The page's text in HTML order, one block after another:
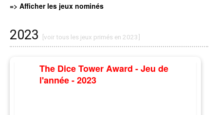
=> Afficher les jeux nominés
2023 [voir tous les jeux primés en 2023]
The Dice Tower Award - Jeu de
l'année - 2023